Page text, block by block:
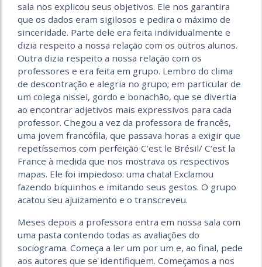
sala nos explicou seus objetivos. Ele nos garantira
que os dados eram sigilosos e pedira o máximo de
sinceridade. Parte dele era feita individualmente e
dizia respeito a nossa relação com os outros alunos.
Outra dizia respeito a nossa relação com os
professores e era feita em grupo. Lembro do clima
de descontração e alegria no grupo; em particular de
um colega nissei, gordo e bonachão, que se divertia
ao encontrar adjetivos mais expressivos para cada
professor. Chegou a vez da professora de francês,
uma jovem francófila, que passava horas a exigir que
repetíssemos com perfeição C’est le Brésil/ C’est la
France à medida que nos mostrava os respectivos
mapas. Ele foi impiedoso: uma chata! Exclamou
fazendo biquinhos e imitando seus gestos. O grupo
acatou seu ajuizamento e o transcreveu.
Meses depois a professora entra em nossa sala com
uma pasta contendo todas as avaliações do
sociograma. Começa a ler um por um e, ao final, pede
aos autores que se identifiquem. Começamos a nos